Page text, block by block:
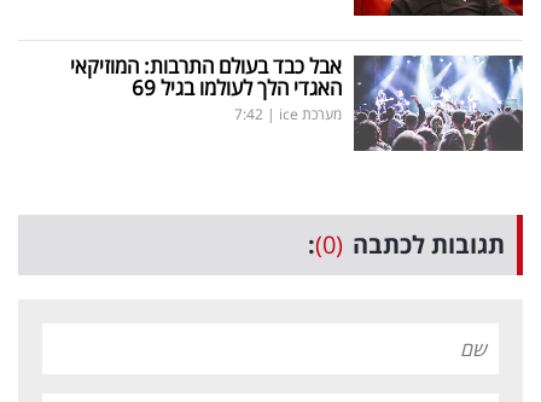
אבל כבד בעולם התרבות: המוזיקאי
האגדי הלך לעולמו בגיל 69
מערכת ice |
7:42
תגובות לכתבה (0)
: